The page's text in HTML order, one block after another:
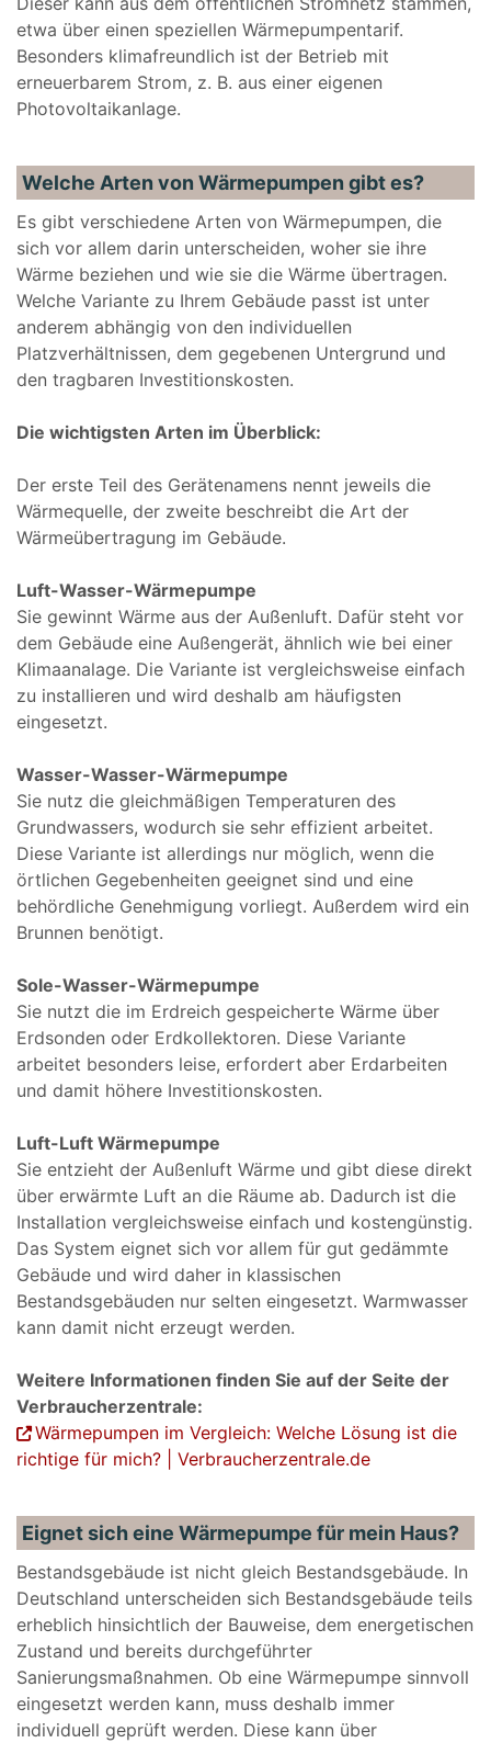
etwa über einen speziellen Wärmepumpentarif.
Besonders klimafreundlich ist der Betrieb mit
erneuerbarem Strom, z. B. aus einer eigenen
Photovoltaikanlage.
Welche Arten von Wärmepumpen gibt es?
Es gibt verschiedene Arten von Wärmepumpen, die
sich vor allem darin unterscheiden, woher sie ihre
Wärme beziehen und wie sie die Wärme übertragen.
Welche Variante zu Ihrem Gebäude passt ist unter
anderem abhängig von den individuellen
Platzverhältnissen, dem gegebenen Untergrund und
den tragbaren Investitionskosten.
Die wichtigsten Arten im Überblick:
Der erste Teil des Gerätenamens nennt jeweils die
Wärmequelle, der zweite beschreibt die Art der
Wärmeübertragung im Gebäude.
Luft-Wasser-Wärmepumpe
Sie gewinnt Wärme aus der Außenluft. Dafür steht vor
dem Gebäude eine Außengerät, ähnlich wie bei einer
Klimaanalage. Die Variante ist vergleichsweise einfach
zu installieren und wird deshalb am häufigsten
eingesetzt.
Wasser-Wasser-Wärmepumpe
Sie nutz die gleichmäßigen Temperaturen des
Grundwassers, wodurch sie sehr effizient arbeitet.
Diese Variante ist allerdings nur möglich, wenn die
örtlichen Gegebenheiten geeignet sind und eine
behördliche Genehmigung vorliegt. Außerdem wird ein
Brunnen benötigt.
Sole-Wasser-Wärmepumpe
Sie nutzt die im Erdreich gespeicherte Wärme über
Erdsonden oder Erdkollektoren. Diese Variante
arbeitet besonders leise, erfordert aber Erdarbeiten
und damit höhere Investitionskosten.
Luft-Luft Wärmepumpe
Sie entzieht der Außenluft Wärme und gibt diese direkt
über erwärmte Luft an die Räume ab. Dadurch ist die
Installation vergleichsweise einfach und kostengünstig.
Das System eignet sich vor allem für gut gedämmte
Gebäude und wird daher in klassischen
Bestandsgebäuden nur selten eingesetzt. Warmwasser
kann damit nicht erzeugt werden.
Weitere Informationen finden Sie auf der Seite der
Verbraucherzentrale:
Wärmepumpen im Vergleich: Welche Lösung ist die
richtige für mich? | Verbraucherzentrale.de
Eignet sich eine Wärmepumpe für mein Haus?
Bestandsgebäude ist nicht gleich Bestandsgebäude. In
Deutschland unterscheiden sich Bestandsgebäude teils
erheblich hinsichtlich der Bauweise, dem energetischen
Zustand und bereits durchgeführter
Sanierungsmaßnahmen. Ob eine Wärmepumpe sinnvoll
eingesetzt werden kann, muss deshalb immer
individuell geprüft werden. Diese kann über